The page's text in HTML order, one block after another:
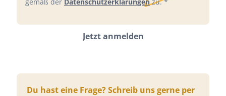
Du hast eine Frage? Schreib uns gerne per